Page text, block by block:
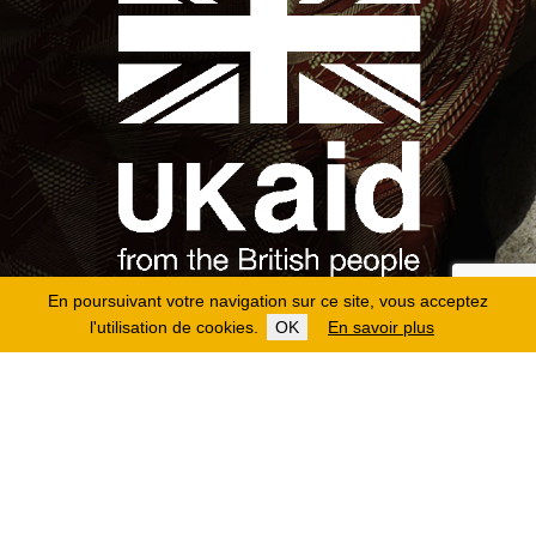
En poursuivant votre navigation sur ce site, vous acceptez
l'utilisation de cookies.
OK En savoir plus